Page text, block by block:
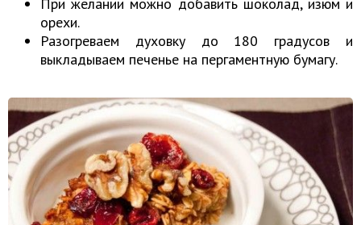
При желании можно добавить шоколад, изюм и
орехи.
Разогреваем духовку до 180 градусов и
выкладываем печенье на пергаментную бумагу.